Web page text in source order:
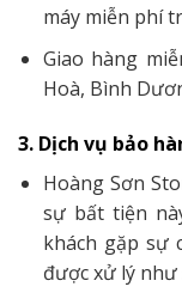
máy miễn phí
Giao hàng
Hoà, Bình
3. Dịch vụ bảo
Hoàng Sơn
sự bất tiện
khách gặp sự
được xử lý như